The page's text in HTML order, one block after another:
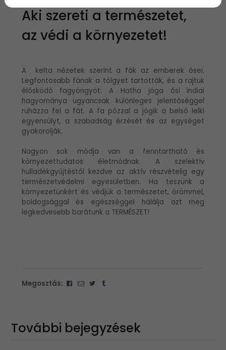
Aki szereti a természetet,
az védi a környezetet!
A kelta nézetek szerint a fák az emberek ősei.
Legfontosabb fának a tölgyet tartották, és a rajtuk
élősködő fagyöngyöt. A Hatha jóga ősi indiai
hagyománya ugyancsak különleges jelentőséggel
ruházza fel a fát. A fa pózzal a jógik a belső lelki
egyensúlyt, a szabadság érzését és az egységet
gyakorolják.
Nagyon sok módja van a fenntartható és
környezettudatos életmódnak. A szelektív
hulladékgyűjtéstől kezdve az aktív részvételig egy
természetvédelmi egyesületben. Ha teszünk a
környezetünkért és védjük a természetet, örömmel,
boldogsággal és egészséggel hálálja azt meg
legkedvesebb barátunk a TERMÉSZET!
Megosztás:
További bejegyzések